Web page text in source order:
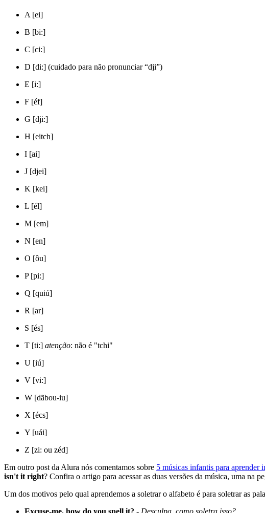
A [ei]
B [bi:]
C [ci:]
D [di:] (cuidado para não pronunciar “dji”)
E [i:]
F [éf]
G [dji:]
H [eitch]
I [ai]
J [djei]
K [kei]
L [él]
M [em]
N [en]
O [ôu]
P [pi:]
Q [quiú]
R [ar]
S [és]
T [ti:] atenção: não é "tchi"
U [iú]
V [vi:]
W [dãbou-iu]
X [écs]
Y [uái]
Z [zi: ou zéd]
Em outro post da Alura nós comentamos sobre 5 músicas infantis para aprender
isn't it right? Confira o artigo para acessar as duas versões da música, uma na
Um dos motivos pelo qual aprendemos a soletrar o alfabeto é para soletrar as
Excuse-me, how do you spell it? - Desculpa, como soletra isso?